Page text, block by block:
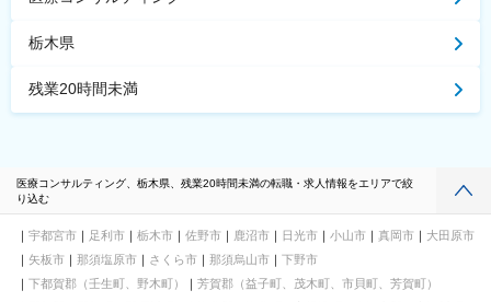
栃木県
残業20時間未満
医療コンサルティング、栃木県、残業20時間未満の転職・求人情報をエリアで絞
り込む
宇都宮市 足利市 栃木市 佐野市 鹿沼市 日光市 小山市 真岡市
大田原市
矢板市
那須塩原市 さくら市 那須烏山市
下野市
下都賀郡（壬生町、野木町）
芳賀郡（益子町、茂木町、市貝町、芳賀町）